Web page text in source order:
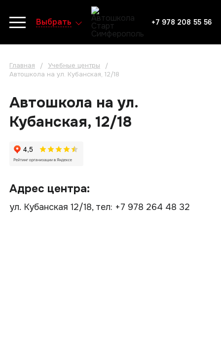
Выбрать +7 978 208 55 56
Главная / Учебные центры
/
Автошкола на ул. Кубанская, 12/18
Автошкола на ул.
Кубанская, 12/18
Адрес центра:
ул. Кубанская 12/18, тел: +7 978 264 48 32